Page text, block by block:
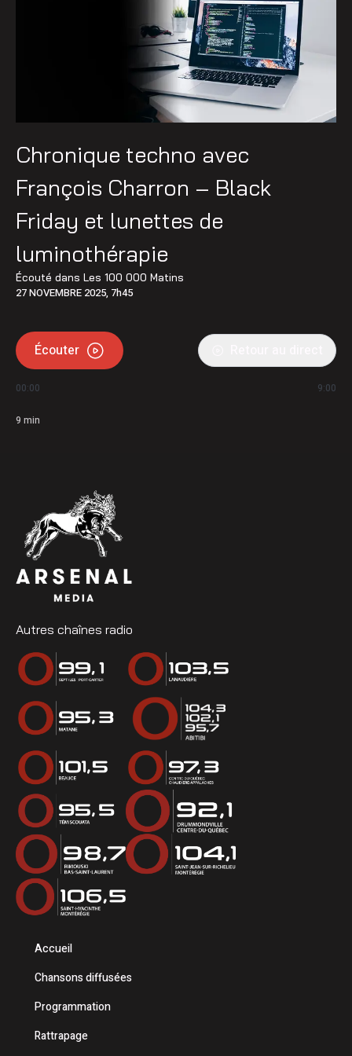
Chronique techno avec
François Charron – Black
Friday et lunettes de
luminothérapie
Écouté dans Les 100 000 Matins
27 NOVEMBRE 2025, 7h45
Écouter
00:00 9:00
9 min
Autres chaînes radio
Accueil
Chansons diffusées
Programmation
Rattrapage